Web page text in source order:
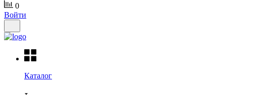
0
Войти
Каталог